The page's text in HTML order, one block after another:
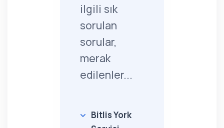
ilgili sık
sorulan
sorular,
merak
edilenler...
Bitlis York